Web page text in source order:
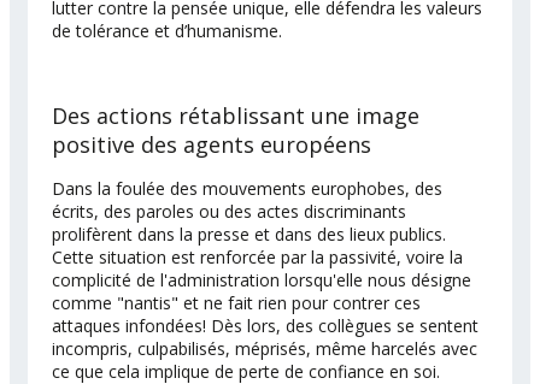
lutter contre la pensée unique, elle défendra les valeurs
de tolérance et d’humanisme.
Des actions rétablissant une image
positive des agents européens
Dans la foulée des mouvements europhobes, des
écrits, des paroles ou des actes discriminants
prolifèrent dans la presse et dans des lieux publics.
Cette situation est renforcée par la passivité, voire la
complicité de l'administration lorsqu'elle nous désigne
comme "nantis" et ne fait rien pour contrer ces
attaques infondées! Dès lors, des collègues se sentent
incompris, culpabilisés, méprisés, même harcelés avec
ce que cela implique de perte de confiance en soi.